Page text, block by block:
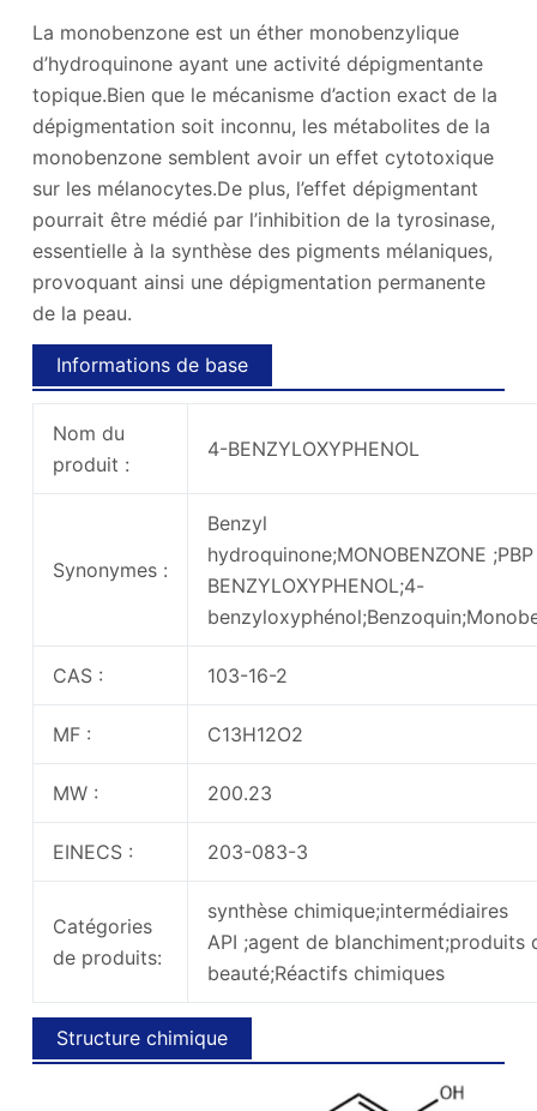
La monobenzone est un éther monobenzylique
d’hydroquinone ayant une activité dépigmentante
topique.Bien que le mécanisme d’action exact de la
dépigmentation soit inconnu, les métabolites de la
monobenzone semblent avoir un effet cytotoxique
sur les mélanocytes.De plus, l’effet dépigmentant
pourrait être médié par l’inhibition de la tyrosinase,
essentielle à la synthèse des pigments mélaniques,
provoquant ainsi une dépigmentation permanente
de la peau.
Informations de base
Nom du
produit :
4-BENZYLOXYPHENOL
Synonymes :
Benzyl
hydroquinone;MONOBENZONE
BENZYLOXYPHENOL;4-
CAS : 103-16-2
MF : C13H12O2
MW : 200.23
EINECS : 203-083-3
Catégories
de produits:
synthèse chimique;intermédiaires
API ;agent de blanchiment;produits
beauté;Réactifs chimiques
Structure chimique